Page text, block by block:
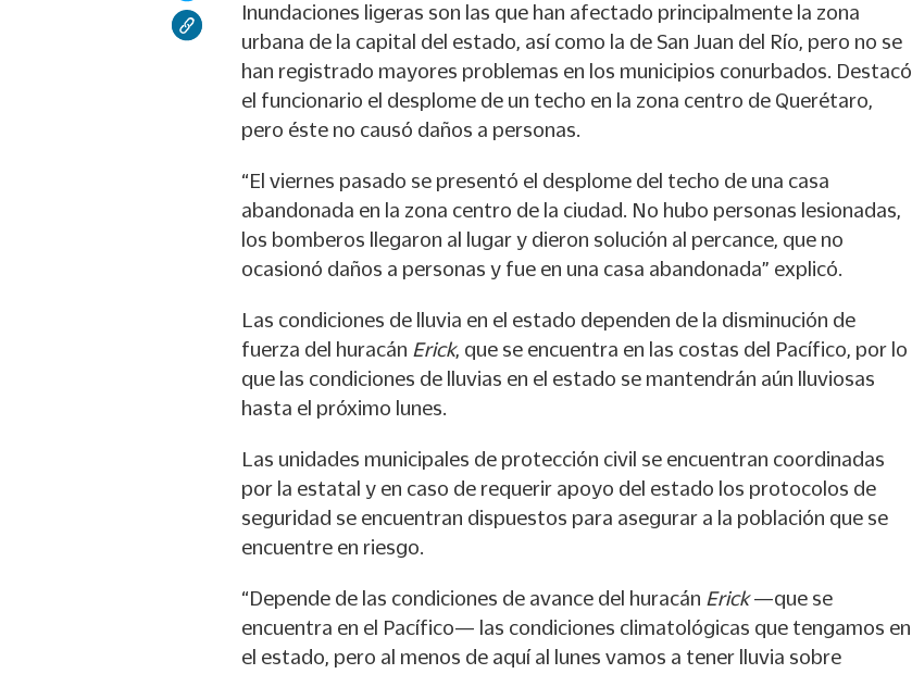
Inundaciones ligeras son las que han afectado principalmente la zona
urbana de la capital del estado, así como la de San Juan del Río, pero no se
han registrado mayores problemas en los municipios conurbados. Destacó
el funcionario el desplome de un techo en la zona centro de Querétaro,
pero éste no causó daños a personas.
“El viernes pasado se presentó el desplome del techo de una casa
abandonada en la zona centro de la ciudad. No hubo personas lesionadas,
los bomberos llegaron al lugar y dieron solución al percance, que no
ocasionó daños a personas y fue en una casa abandonada” explicó.
Las condiciones de lluvia en el estado dependen de la disminución de
fuerza del huracán Erick, que se encuentra en las costas del Pacífico, por lo
que las condiciones de lluvias en el estado se mantendrán aún lluviosas
hasta el próximo lunes.
Las unidades municipales de protección civil se encuentran coordinadas
por la estatal y en caso de requerir apoyo del estado los protocolos de
seguridad se encuentran dispuestos para asegurar a la población que se
encuentre en riesgo.
“Depende de las condiciones de avance del huracán Erick—que se
encuentra en el Pacífico— las condiciones climatológicas que tengamos en
el estado, pero al menos de aquí al lunes vamos a tener lluvia sobre